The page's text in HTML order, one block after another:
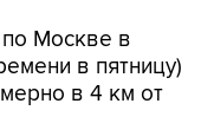
по Москве в
в пятницу)
в 4 км от